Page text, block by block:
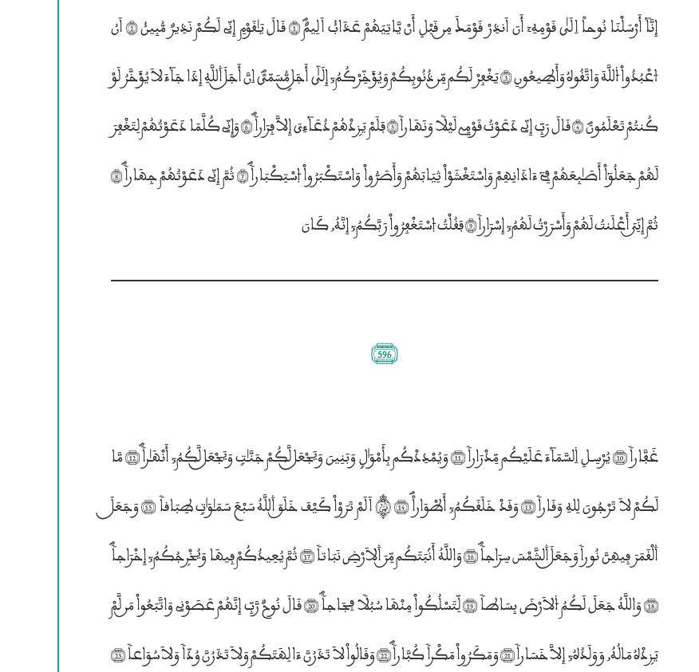
إِنَّآ أَرْسَلْنَا نُوحاٗ اِلَيٰ قَوْمِهِ“ أَنَ اَنذِرْ قَوْمَــكَ مِــن قَبْلِ أَنْ يَّاتِيَهُمْ عَذَاب٘ اَلِيمٌؐ (1) قَالَ يَـٰقَوْمِ إِنِّى لَكُمْ نَذِيرٌ مُّبِين٘ (2) اَنُ
۶عْبُدُواْ ۴للَّهَ وَاتَّقُوهُ وَأَطِيعُونِ (3) يَغْفِرْ لَكُم مِّــن ذُنُوبِكُمْ وَيُوَ۬خِّرْكُمُ; إِلَيٰٓ أَجَــلٍ مُّسَمّيٗؐ اِنَّ أَجَــلَ ۰للَّهِ إِذَا جَآءَ لاَ يُوَ۬خَّرُ لَوْ
كُنتُمْ تَعْلَمُونَؐ (4) قَالَ رَبِّ إِنِّى دَعَوْتُ قَوْمِى لَيْلًا وَنَهَاراً (5) فَلَمْ يَزۣدْهُمْ دُعَآءِيَ إِلاَّ فِرَاراًؐ (6) وَإِنِّى كُلَّمَا دَعَوْتُهُمْ لِتَغْفِرَ
لَهُمْ جَعَلُوٓاْ أَصَـٰبِعَهُمْ فِىٓ ءَاذَانِهِمْ وَاسْتَغْشَوْاْ ثِيَابَهُمْ وَأَصَرُّواْ وَاسْتَكْبَرُواْ èسْتِكْبَاراًؐ (7) ثُمَّ إِنِّى دَعَوْتُهُمْ جِهَاراًؐ (8)
ثُمَّ إِنِّــيَ أَعْلَنتُ لَهُمْ وَأَسْرَرْتُ لَهُمُ; إِسْرَاراً (9) فَقُلْتُ èسْتَغْفِرُواْ رَبَّكُمُ; إِنَّهُ„ كَانَ
(596)
غَفَّاراً (10) يُرْسِـلِ ۱لسَّمَآءَ عَلَيْكُم مِّدْرَاراً (11) وَيُمْدِدْكُم بِأَمْوَ؛لٍ وَبَنِينَ وَيَجْعَــل لَّكُمْ جَنَّـٰتٍ وَيَجْعَــل لَّكُمُ; أَنْهَـٰراًؐ (12) مَّا
لَكُمْ لاَ تَرْجُونَ لِلهِ وَقَاراً (13) وَقَدْ خَلَقَكُمُ; أَطْوَاراٗؐ (14) ® اَلَمْ تَرَوْاْ كَيْفَ خَلَــقَ ۰للَّهُ سَبْعَ سَمَـٰوَ؛تٍ طِبَاقاً (15) وَجَعَــلَ
۰لْقَمَرَ فِيهِنَّ نُوراً وَجَعَــلَ ۰لشَّمْسَ سِرَاجاًؐ (16) وَاللَّهُ أَنۢبَتَكُم مِّــنَ ۰لاَرْضِ نَبَاتاً (17) ثُمَّ يُعِيدُكُمْ فِيهَا وَيُخْرۣجُكُمُ; إِخْرَاجاًؐ
(18) وَاللَّهُ جَعَلَ لَكُمُ ۴لاَرْضَ بِسَاطاً (19) لِّتَسْلُكُواْ مِنْهَا سُبُلًا فِجَاجاًؐ (20) قَالَ نُوحٌ رَّبِّ إِنَّهُمْ عَصَوْنِى وَاتَّبَعُواْ مَــن لَّمْ
يَزۣدْهُ مَالُهُ„ وَوَلَدُهُ; إِلاَّ خَسَاراً (21) وَمَكَرُواْ مَكْراً كُبَّاراًؐ (22) وَقَالُواْ لاَ تَذَرُنَّ ءَالِهَتَكُمْ وَلاَ تَذَرُنَّ وُدّاً وَلاَ سُوَاعاً (23)